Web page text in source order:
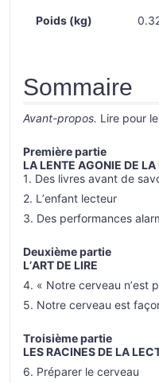
Poids (kg)
Sommaire
Avant-propos. Lire pour
Première partie
LA LENTE AGONIE DE LA
1. Des livres avant de
2. L’enfant lecteur
3. Des performances
Deuxième partie
L’ART DE LIRE
4. « Notre cerveau n’est
5. Notre cerveau est
Troisième partie
LES RACINES DE LA
6. Préparer le cerveau